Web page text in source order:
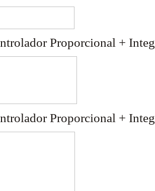
Proporcional +
Proporcional +